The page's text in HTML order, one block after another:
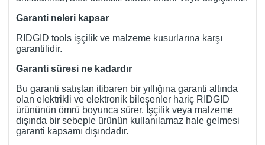
Garanti neleri kapsar
RIDGID tools işçilik ve malzeme kusurlarına karşı
garantilidir.
Garanti süresi ne kadardır
Bu garanti satıştan itibaren bir yıllığına garanti altında
olan elektrikli ve elektronik bileşenler hariç RIDGID
ürününün ömrü boyunca sürer. İşçilik veya malzeme
dışında bir sebeple ürünün kullanılamaz hale gelmesi
garanti kapsamı dışındadır.